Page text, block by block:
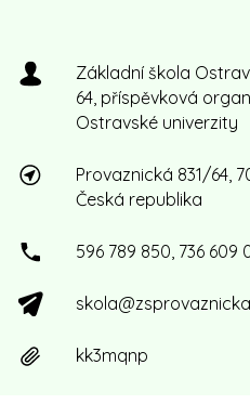
Základní škola
64, příspěvková
Ostravské univerzity
Provaznická 831/64,
Česká republika
596 789 850, 736 609
kk3mqnp